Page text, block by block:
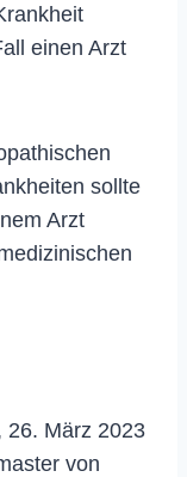
einen Arzt
sollte
Arzt
26. März 2023
von